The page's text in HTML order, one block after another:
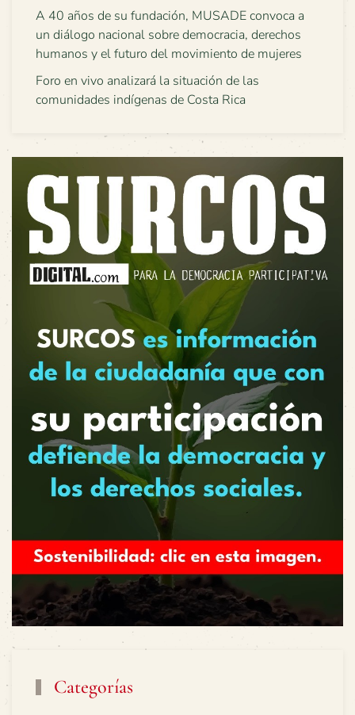
A 40 años de su fundación, MUSADE convoca a
un diálogo nacional sobre democracia, derechos
humanos y el futuro del movimiento de mujeres
Foro en vivo analizará la situación de las
comunidades indígenas de Costa Rica
Categorías